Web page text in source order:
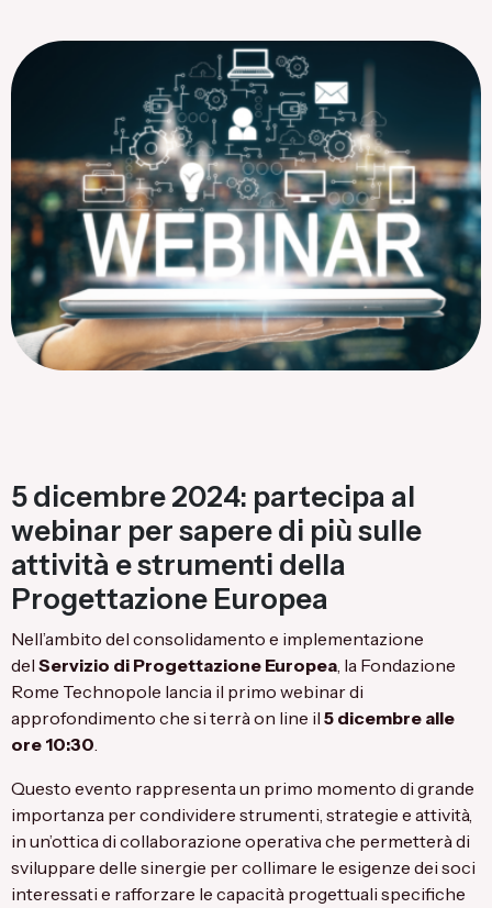
Salute & Bio-Pharma
Flagship Project 4
Flagship Project 7
5 dicembre 2024: partecipa al
webinar per sapere di più sulle
attività e strumenti della
Progettazione Europea
Nell’ambito del consolidamento e implementazione
del Servizio di Progettazione Europea, la Fondazione
Rome Technopole lancia il primo webinar di
approfondimento che si terrà on line il 5 dicembre alle
ore 10:30.
Questo evento rappresenta un primo momento di grande
importanza per condividere strumenti, strategie e attività,
in un’ottica di collaborazione operativa che permetterà di
sviluppare delle sinergie per collimare le esigenze dei soci
interessati e rafforzare le capacità progettuali specifiche